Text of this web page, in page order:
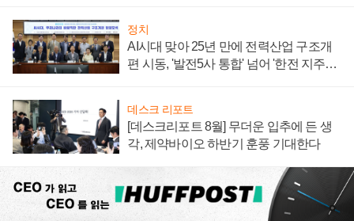
정치
AI시대 맞아 25년 만에 전력산업 구조개
편 시동, '발전5사 통합' 넘어 '한전 지주사'
데스크 리포트
[데스크리포트 8월] 무더운 입추에 든 생
각, 제약바이오 하반기 훈풍 기대한다